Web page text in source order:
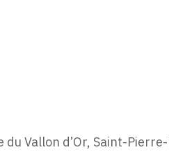
du Vallon d’Or, Saint-